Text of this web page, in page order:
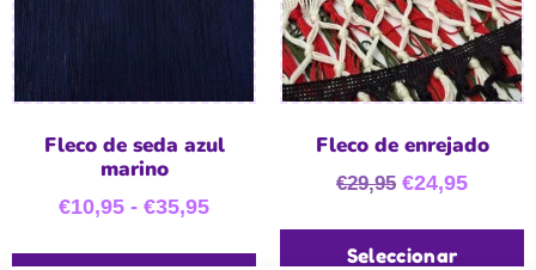
Fleco de seda azul
marino
€10,95 - €35,95
Fleco de enrejado
€29,95 €24,95
Seleccionar